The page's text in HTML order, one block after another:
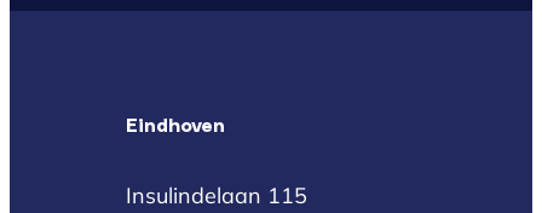
Eindhoven
Insulindelaan 115